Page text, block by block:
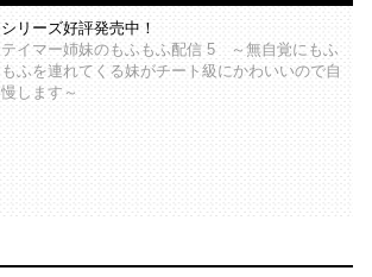
シリーズ好評発売中！
テイマー姉妹のもふもふ配信 5 ～無自覚にもふ
もふを連れてくる妹がチート級にかわいいので自
慢します～